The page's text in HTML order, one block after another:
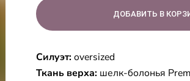
Силуэт: oversized
Ткань верха: шелк-болонья